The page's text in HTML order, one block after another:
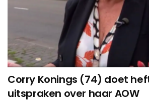
Corry Konings (74) doet
uitspraken over haar AOW